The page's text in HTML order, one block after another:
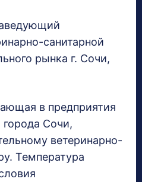
санитарной
рынка г. Сочи,
в предприятия
города Сочи,
ветеринарно-
Температура